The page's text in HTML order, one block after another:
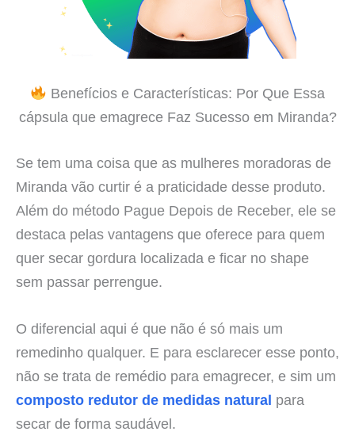
Benefícios e Características: Por Que Essa
cápsula que emagrece Faz Sucesso em Miranda?
Se tem uma coisa que as mulheres moradoras de
Miranda vão curtir é a praticidade desse produto.
Além do método Pague Depois de Receber, ele se
destaca pelas vantagens que oferece para quem
quer secar gordura localizada e ficar no shape
sem passar perrengue.
O diferencial aqui é que não é só mais um
remedinho qualquer. E para esclarecer esse ponto,
não se trata de remédio para emagrecer, e sim um
composto redutor de medidas natural para
secar de forma saudável.